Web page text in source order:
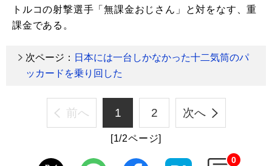
トルコの射撃選手「無課金おじさん」と対をなす、重
課金である。
次ページ： 日本には一台しかなかった十二気筒のパ
ッカードを乗り回した
前へ 1 2 次へ
[1/2ページ]
0